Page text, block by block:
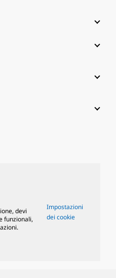
devi
funzionali,
Impostazioni
dei cookie